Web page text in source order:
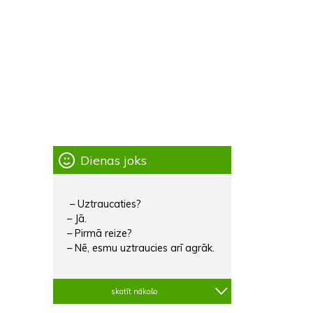
Dienas joks
– Uztraucaties?
– Jā.
– Pirmā reize?
– Nē, esmu uztraucies arī agrāk.
skatīt nākošo